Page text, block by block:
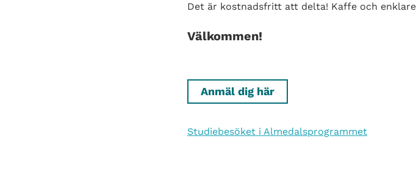
Det är kostnadsfritt att delta! Kaffe och
Välkommen!
Anmäl dig här
Studiebesöket i Almedalsprogrammet